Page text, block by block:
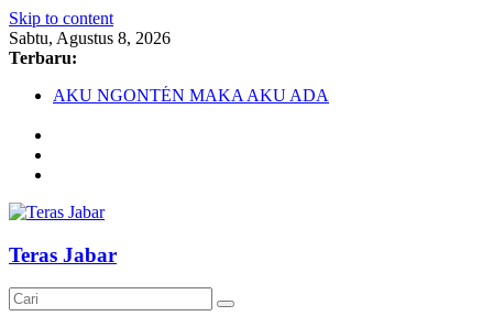
Skip to content
Sabtu, Agustus 8, 2026
Terbaru:
AKU NGONTÉN MAKA AKU ADA
Pemurtadan
Barat Siap Pecahkan Rekor MURI Lewat Festival Tunas
Teras Jabar